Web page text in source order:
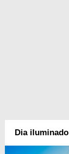
Dia iluminado